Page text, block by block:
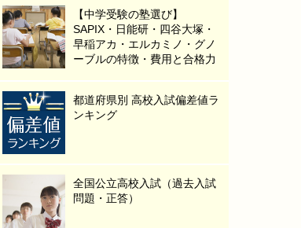
【中学受験の塾選び】
SAPIX・日能研・四谷大塚・
早稲アカ・エルカミノ・グノ
ーブルの特徴・費用と合格力
都道府県別 高校入試偏差値ラ
ンキング
全国公立高校入試（過去入試
問題・正答）